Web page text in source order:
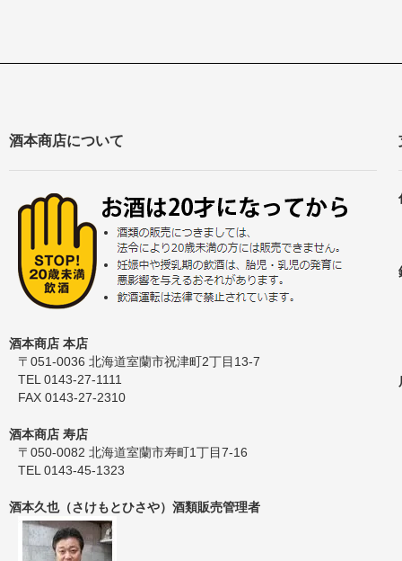
酒本商店について
酒本商店 本店
〒051-0036 北海道室蘭市祝津町2丁目13-7
TEL 0143-27-1111
FAX 0143-27-2310
酒本商店 寿店
〒050-0082 北海道室蘭市寿町1丁目7-16
TEL 0143-45-1323
酒本久也（さけもとひさや）酒類販売管理者